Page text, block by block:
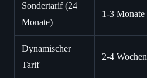
Sondertarif (24
Monate)
1-3 Monate
Dynamischer
Tarif
2-4 Wochen